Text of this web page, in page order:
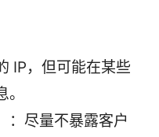
IP，但可能在某些
：尽量不暴露客户